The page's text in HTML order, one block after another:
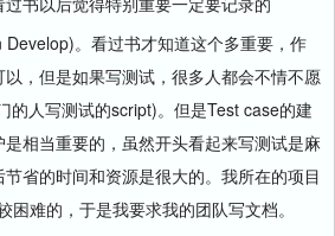
。看过书才知道这个多重要，作
，但是如果写测试，很多人都会不情不愿
的人写测试的script)。但是Test case的建
相当重要的，虽然开头看起来写测试是麻
省的时间和资源是很大的。我所在的项目
困难的，于是我要求我的团队写文档。